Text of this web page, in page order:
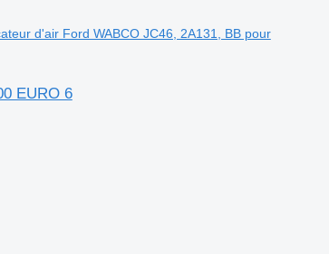
d'air Ford WABCO JC46, 2A131, BB pour
EURO 6